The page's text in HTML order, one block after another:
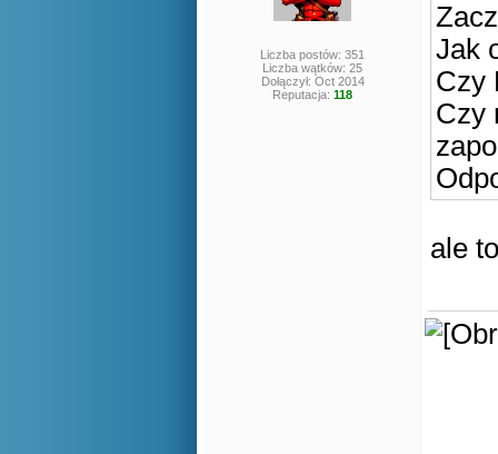
Liczba postów: 351
Liczba wątków: 25
Dołączył: Oct 2014
Reputacja: 118
Jak
Czy
Czy
ale